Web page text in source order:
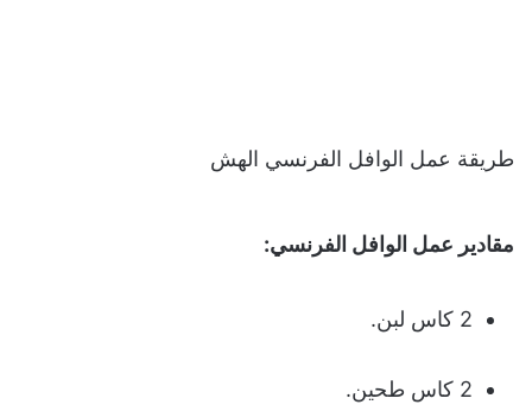
طريقة عمل الوافل الفرنسي الهش
مقادير عمل الوافل الفرنسي:
2 كاس لبن.
2 كاس طحين.